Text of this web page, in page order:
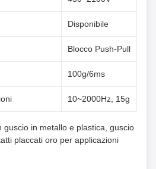
Disponibile
Blocco Push-Pull
100g/6ms
10~2000Hz, 15g
guscio in metallo e plastica, guscio
placcati oro per applicazioni